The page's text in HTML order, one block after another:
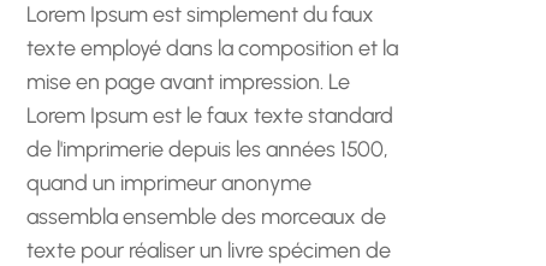
Lorem Ipsum est simplement du faux
texte employé dans la composition et la
mise en page avant impression. Le
Lorem Ipsum est le faux texte standard
de l'imprimerie depuis les années 1500,
quand un imprimeur anonyme
assembla ensemble des morceaux de
texte pour réaliser un livre spécimen de